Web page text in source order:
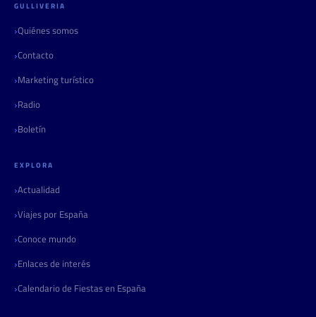
GULLIVERIA
Quiénes somos
Contacto
Marketing turístico
Radio
Boletín
EXPLORA
Actualidad
Viajes por España
Conoce mundo
Enlaces de interés
Calendario de Fiestas en España